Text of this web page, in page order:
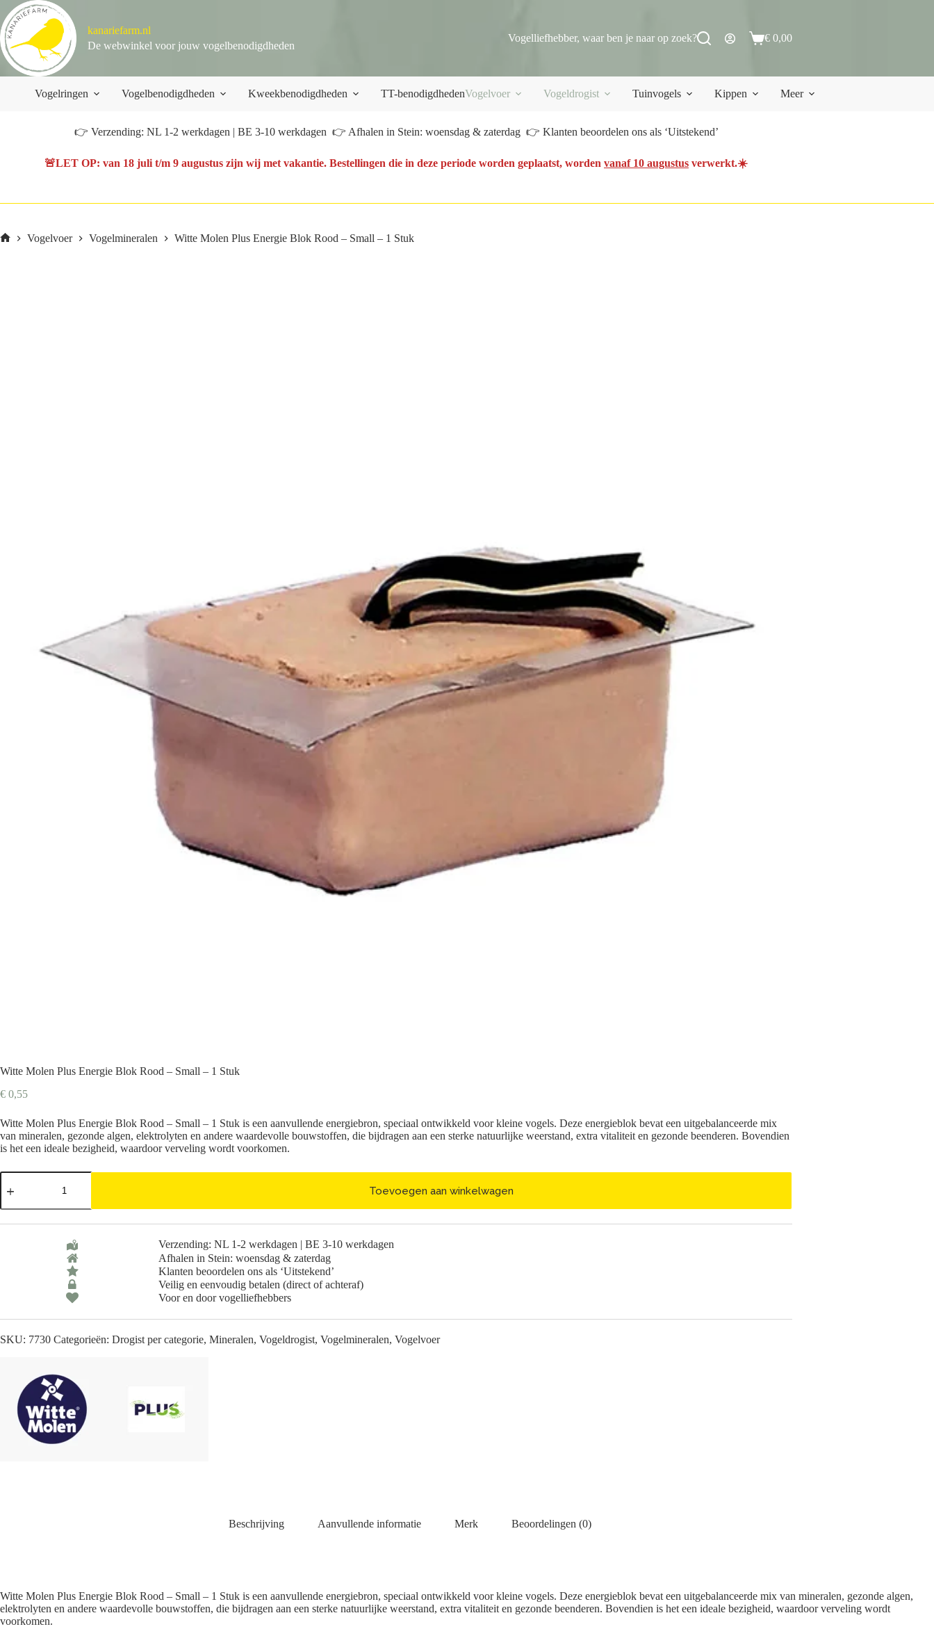
naar
de
inhoud
kanariefarm.nl
De webwinkel voor jouw vogelbenodigdheden
Vogelliefhebber, waar ben je naar op zoek? Winkelwagen
€ 0,00
Vogelringen Vogelbenodigdheden Kweekbenodigdheden TT-benodigdhedenVogelvoer Vogeldrogist Tuinvogels Kippen Meer
👉 Verzending: NL 1-2 werkdagen | BE 3-10 werkdagen 👉 Afhalen in Stein: woensdag & zaterdag 👉 Klanten beoordelen ons als ‘Uitstekend’
🚨LET OP: van 18 juli t/m 9 augustus zijn wij met vakantie. Bestellingen die in deze periode worden geplaatst, worden vanaf 10 augustus verwerkt.☀️
Vogelvoer Vogelmineralen Witte Molen Plus Energie Blok Rood – Small – 1 Stuk
Witte Molen Plus Energie Blok Rood – Small – 1 Stuk
€ 0,55
Witte Molen Plus Energie Blok Rood – Small – 1 Stuk is een aanvullende energiebron, speciaal ontwikkeld voor kleine vogels. Deze energieblok bevat een uitgebalanceerde mix
van mineralen, gezonde algen, elektrolyten en andere waardevolle bouwstoffen, die bijdragen aan een sterke natuurlijke weerstand, extra vitaliteit en gezonde beenderen. Bovendien
is het een ideale bezigheid, waardoor verveling wordt voorkomen.
Witte
Molen
Energie
Blok
Toevoegen aan winkelwagen
Verzending: NL 1-2 werkdagen | BE 3-10 werkdagen
Afhalen in Stein: woensdag & zaterdag
Klanten beoordelen ons als ‘Uitstekend’
Veilig en eenvoudig betalen (direct of achteraf)
Voor en door vogelliefhebbers
SKU: 7730 Categorieën: Drogist per categorie, Mineralen, Vogeldrogist, Vogelmineralen, Vogelvoer
Beschrijving Aanvullende informatie Merk Beoordelingen (0)
Witte Molen Plus Energie Blok Rood – Small – 1 Stuk is een aanvullende energiebron, speciaal ontwikkeld voor kleine vogels. Deze energieblok bevat een uitgebalanceerde mix van mineralen, gezonde algen,
elektrolyten en andere waardevolle bouwstoffen, die bijdragen aan een sterke natuurlijke weerstand, extra vitaliteit en gezonde beenderen. Bovendien is het een ideale bezigheid, waardoor verveling wordt
voorkomen.